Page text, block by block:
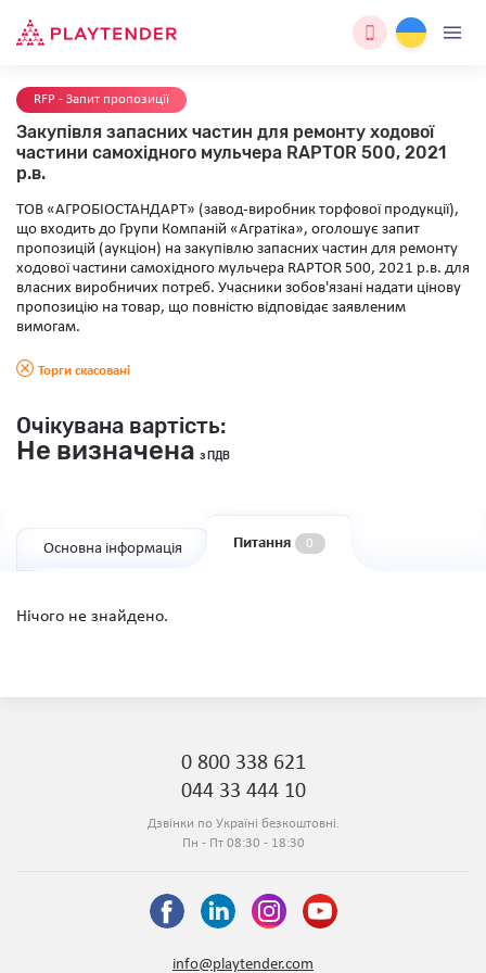
RFP - Запит пропозиції
Закупівля запасних частин для ремонту ходової
частини самохідного мульчера RAPTOR 500, 2021
р.в.
ТОВ «АГРОБІОСТАНДАРТ» (завод-виробник торфової продукції),
що входить до Групи Компаній «Агратіка», оголошує запит
пропозицій (аукціон) на закупівлю запасних частин для ремонту
ходової частини самохідного мульчера RAPTOR 500, 2021 р.в. для
власних виробничих потреб. Учасники зобов'язані надати цінову
пропозицію на товар, що повністю відповідає заявленим
вимогам.
Торги скасовані
Очікувана вартість:
Не визначена з ПДВ
Основна інформація Питання 0
Нічого не знайдено.
0 800 338 621
044 33 444 10
Дзвінки по Україні безкоштовні.
Пн - Пт 08:30 - 18:30
info@playtender.com